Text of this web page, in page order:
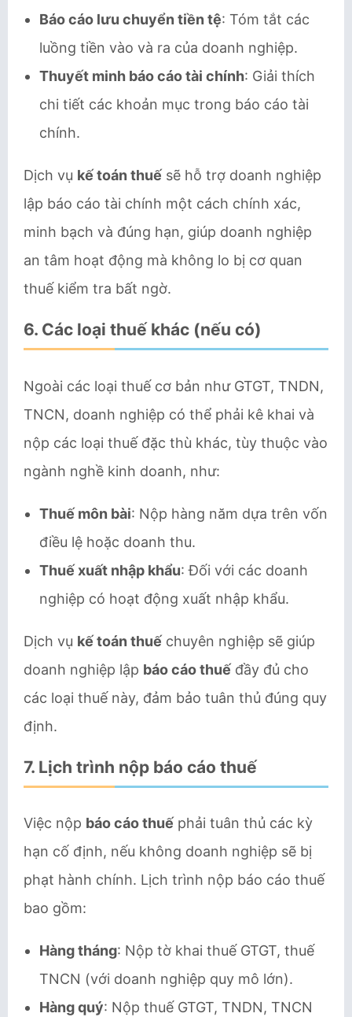
Báo cáo lưu chuyển tiền tệ: Tóm tắt các
luồng tiền vào và ra của doanh nghiệp.
Thuyết minh báo cáo tài chính: Giải thích
chi tiết các khoản mục trong báo cáo tài
chính.
Dịch vụ kế toán thuếsẽ hỗ trợ doanh nghiệp
lập báo cáo tài chính một cách chính xác,
minh bạch và đúng hạn, giúp doanh nghiệp
an tâm hoạt động mà không lo bị cơ quan
thuế kiểm tra bất ngờ.
6. Các loại thuế khác (nếu có)
Ngoài các loại thuế cơ bản như GTGT, TNDN,
TNCN, doanh nghiệp có thể phải kê khai và
nộp các loại thuế đặc thù khác, tùy thuộc vào
ngành nghề kinh doanh, như:
Thuế môn bài: Nộp hàng năm dựa trên vốn
điều lệ hoặc doanh thu.
Thuế xuất nhập khẩu: Đối với các doanh
nghiệp có hoạt động xuất nhập khẩu.
Dịch vụ kế toán thuếchuyên nghiệp sẽ giúp
doanh nghiệp lập báo cáo thuếđầy đủ cho
các loại thuế này, đảm bảo tuân thủ đúng quy
định.
7. Lịch trình nộp báo cáo thuế
Việc nộp báo cáo thuế phải tuân thủ các kỳ
hạn cố định, nếu không doanh nghiệp sẽ bị
phạt hành chính. Lịch trình nộp báo cáo thuế
bao gồm:
Hàng tháng: Nộp tờ khai thuế GTGT, thuế
TNCN (với doanh nghiệp quy mô lớn).
Hàng quý: Nộp thuế GTGT, TNDN, TNCN